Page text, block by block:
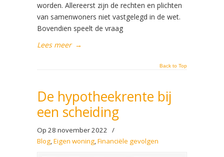
worden. Allereerst zijn de rechten en plichten
van samenwoners niet vastgelegd in de wet.
Bovendien speelt de vraag
Lees meer →
Back to Top
De hypotheekrente bij
een scheiding
Op 28 november 2022 /
Blog,Eigen woning,Financiële gevolgen